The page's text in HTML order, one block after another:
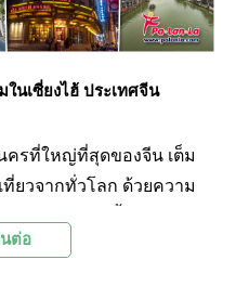
นเซี่ยงไฮ้ ประเทศจีน
ครที่ใหญ่ที่สุดของจีน เต็ม
ยวจากทั่วโลก ด้วยความ
ได้รวบรวม 10
ต่อ